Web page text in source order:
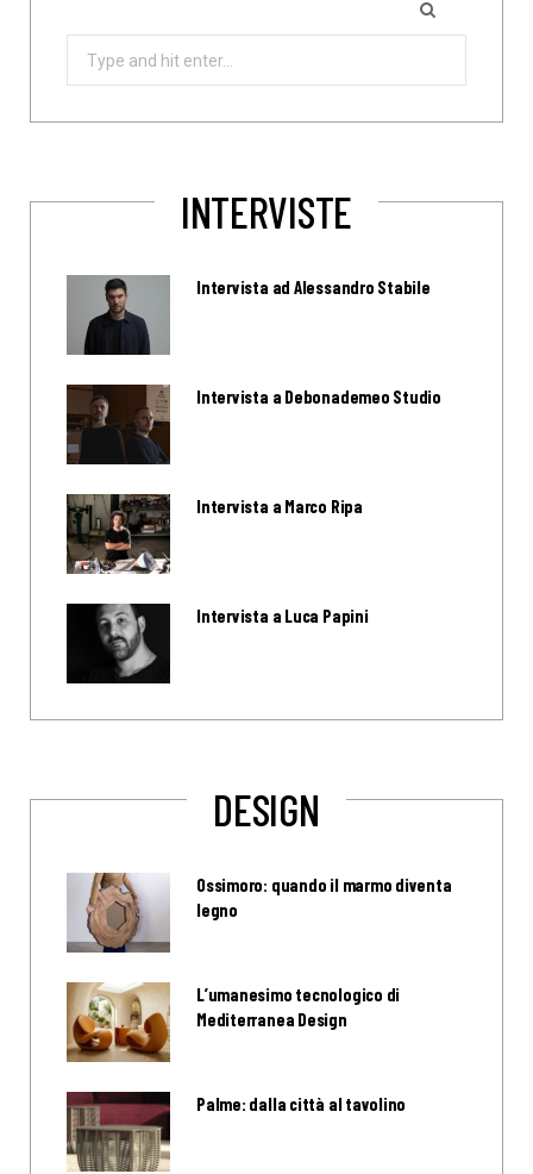
INTERVISTE
Intervista ad Alessandro Stabile
Intervista a Debonademeo Studio
Intervista a Marco Ripa
Intervista a Luca Papini
DESIGN
Ossimoro: quando il marmo diventa
legno
L’umanesimo tecnologico di
Mediterranea Design
Palme: dalla città al tavolino